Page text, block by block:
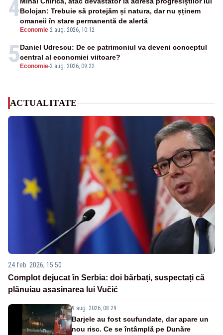
4
Economie-2 aug. 2026, 10:12
Bolojan: Trebuie să protejăm și natura, dar nu șținem
omaneii în stare permanentă de alertă
5 Economie-2 aug. 2026, 09:22
Daniel Udrescu: De ce patrimoniul va deveni conceptul
central al economiei viitoare?
ACTUALITATE
24 feb. 2026, 15:50
Complot dejucat în Serbia: doi bărbați, suspectați că
plănuiau asasinarea lui Vučić
9 aug. 2026, 08:29
Barjele au fost scufundate, dar apare un
nou risc. Ce se întâmplă pe Dunăre